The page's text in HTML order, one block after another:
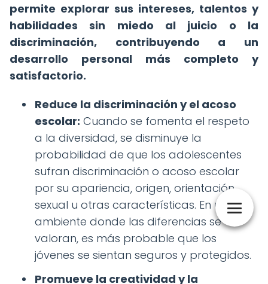
permite explorar sus intereses, talentos y
habilidades sin miedo al juicio o la
discriminación, contribuyendo a un
desarrollo personal más completo y
satisfactorio.
Reduce la discriminación y el acoso
escolar: Cuando se fomenta el respeto
a la diversidad, se disminuye la
probabilidad de que los adolescentes
sufran discriminación o acoso escolar
por su apariencia, origen, orientación
sexual u otras características. En un
ambiente donde las diferencias se
valoran, es más probable que los
jóvenes se sientan seguros y protegidos.
Promueve la creatividad y la